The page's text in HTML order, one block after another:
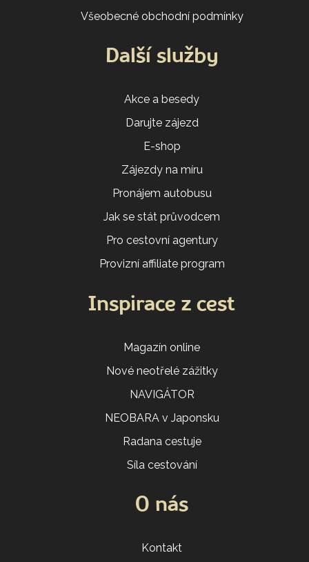
Všeobecné obchodní podmínky
Další služby
Akce a besedy
Darujte zájezd
E-shop
Zájezdy na míru
Pronájem autobusu
Jak se stát průvodcem
Pro cestovní agentury
Provizní affiliate program
Inspirace z cest
Magazín online
Nové neotřelé zážitky
NAVIGÁTOR
NEOBARA v Japonsku
Radana cestuje
Síla cestování
O nás
Kontakt